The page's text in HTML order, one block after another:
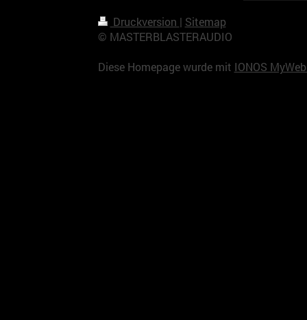
Druckversion | Sitemap
© MASTERBLASTERAUDIO
Diese Homepage wurde mit IONOS